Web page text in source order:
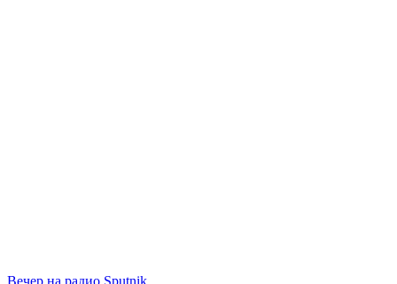
Вечер на радио Sputnik